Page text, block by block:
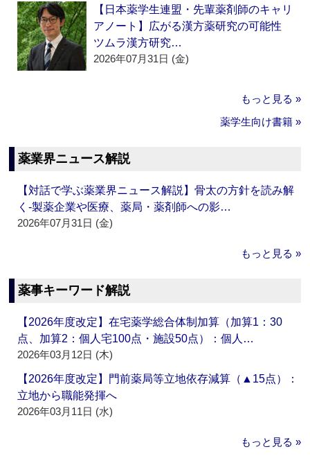
【日本薬学生連盟・先輩薬剤師のキャリ
アノート】広がる漢方薬研究の可能性
ツムラ漢方研究…
2026年07月31日 (金)
もっと見る »
薬学生向け書籍 »
薬業界ニュース解説
【対話で学ぶ薬業界ニュース解説】骨太の方針を読み解
く‐製薬企業や医療、薬局・薬剤師への影…
2026年07月31日 (金)
もっと見る »
薬事キーワード解説
【2026年度改定】在宅薬学総合体制加算（加算1：30
点、加算2：個人宅100点・施設50点）：個人…
2026年03月12日 (木)
【2026年度改定】門前薬局等立地依存減算（▲15点）：
立地から職能発揮へ
2026年03月11日 (水)
もっと見る »